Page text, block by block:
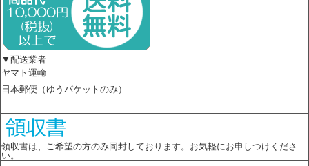
▼配送業者
ヤマト運輸
日本郵便（ゆうパケットのみ）
領収書は、ご希望の方のみ同封しております。お気軽にお申しつけくださ
い。